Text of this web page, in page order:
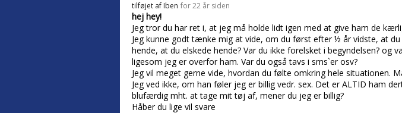
tilføjet af Iben for 22 år siden
hej hey!
Jeg tror du har ret i, at jeg må holde lidt igen med at give ham de
Jeg kunne godt tænke mig at vide, om du først efter ½ år vidste, at
hende, at du elskede hende? Var du ikke forelsket i begyndelsen?
ligesom jeg er overfor ham. Var du også tavs i sms`er osv?
Jeg vil meget gerne vide, hvordan du følte omkring hele situationen.
Jeg ved ikke, om han føler jeg er billig vedr. sex. Det er ALTID ham
blufærdig mht. at tage mit tøj af, mener du jeg er billig?
Håber du lige vil svare